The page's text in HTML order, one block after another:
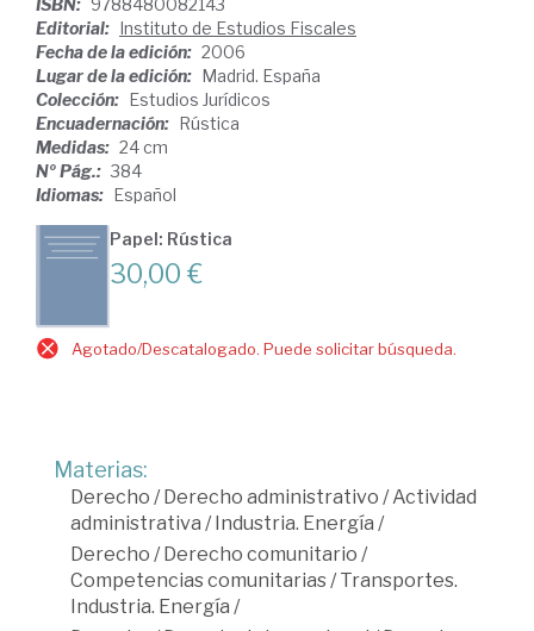
Editorial: Instituto de Estudios Fiscales
Fecha de la edición: 2006
Lugar de la edición: Madrid. España
Colección: Estudios Jurídicos
Encuadernación: Rústica
Medidas: 24 cm
Nº Pág.: 384
Idiomas: Español
Papel: Rústica
30,00 €
Agotado/Descatalogado. Puede solicitar búsqueda.
Materias:
Derecho /Derecho administrativo /Actividad
administrativa /Industria. Energía /
Derecho /Derecho comunitario /
Competencias comunitarias/Transportes.
Industria. Energía /